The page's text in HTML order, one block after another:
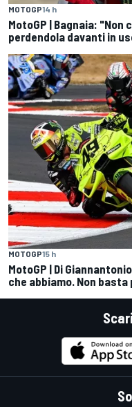
MOTOGP14 h
MotoGP | Bagnaia:
perdendola davanti in
MOTOGP15 h
MotoGP | Di
che abbiamo. Non